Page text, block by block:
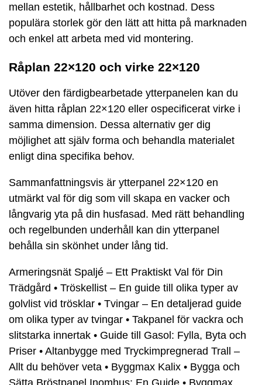
mellan estetik, hållbarhet och kostnad. Dess
populära storlek gör den lätt att hitta på marknaden
och enkel att arbeta med vid montering.
Råplan 22×120 och virke 22×120
Utöver den färdigbearbetade ytterpanelen kan du
även hitta råplan 22×120 eller ospecificerat virke i
samma dimension. Dessa alternativ ger dig
möjlighet att själv forma och behandla materialet
enligt dina specifika behov.
Sammanfattningsvis är ytterpanel 22×120 en
utmärkt val för dig som vill skapa en vacker och
långvarig yta på din husfasad. Med rätt behandling
och regelbunden underhåll kan din ytterpanel
behålla sin skönhet under lång tid.
Armeringsnät Spaljé – Ett Praktiskt Val för Din
Trädgård • Tröskellist – En guide till olika typer av
golvlist vid trösklar • Tvingar – En detaljerad guide
om olika typer av tvingar • Takpanel för vackra och
slitstarka innertak • Guide till Gasol: Fylla, Byta och
Priser • Altanbygge med Tryckimpregnerad Trall –
Allt du behöver veta • Byggmax Kalix • Bygga och
Sätta Bröstpanel Inomhus: En Guide • Byggmax